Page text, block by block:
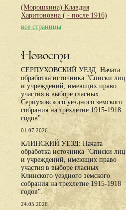
(Морошкина) Клавдия
Харитоновна ( - после 1916)
все страницы
Новости
СЕРПУХОВСКИЙ УЕЗД: Начата
обработка источника "Списки лиц
и учреждений, имеющих право
участия в выборе гласных
Серпуховского уездного земского
собрания на трехлетие 1915-1918
годов".
01.07.2026
КЛИНСКИЙ УЕЗД: Начата
обработка источника "Списки лиц
и учреждений, имеющих право
участия в выборе гласных
Клинского уездного земского
собрания на трехлетие 1915-1918
годов".
24.05.2026